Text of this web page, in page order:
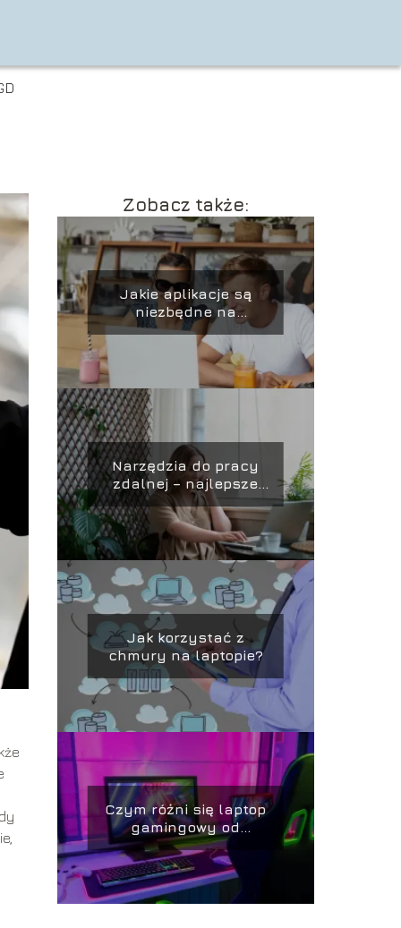
Zobacz także:
Jakie aplikacje są
niezbędne na
laptopie?
Narzędzia do pracy
zdalnej – najlepsze
aplikacje i platformy
Jak korzystać z
chmury na laptopie?
Czym różni się laptop
gamingowy od
zwykłego?